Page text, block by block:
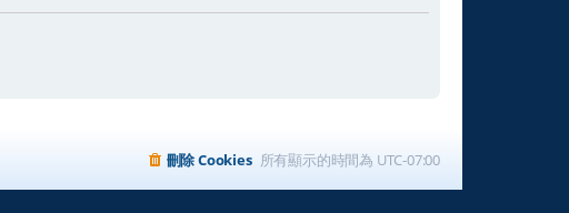
所有顯示的時間為 UTC-07:00
刪除 Cookies